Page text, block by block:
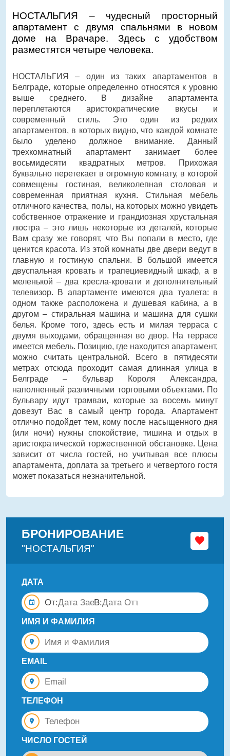
БРОНИРОВАНИЕ
"НОСТАЛЬГИЯ"
ДАТА
От: В:
ИМЯ И ФАМИЛИЯ
EMAIL
ТЕЛЕФОН
ЧИСЛО ГОСТЕЙ
НОСТАЛЬГИЯ – чудесный просторный
апартамент с двумя спальнями в новом
доме на Врачаре. Здесь с удобством
разместятся четыре человека.
НОСТАЛЬГИЯ – один из таких апартаментов в
Белграде, которые определенно относятся к уровню
выше среднего. В дизайне апартамента
переплетаются аристократические вкусы и
современный стиль. Это один из редких
апартаментов, в которых видно, что каждой комнате
было уделено должное внимание. Данный
трехкомнатный апартамент занимает более
восьмидесяти квадратных метров. Прихожая
буквально перетекает в огромную комнату, в которой
совмещены гостиная, великолепная столовая и
современная приятная кухня. Стильная мебель
отличного качества, полы, на которых можно увидеть
собственное отражение и грандиозная хрустальная
люстра – это лишь некоторые из деталей, которые
Вам сразу же говорят, что Вы попали в место, где
ценится красота. Из этой комнаты две двери ведут в
главную и гостиную спальни. В большой имеется
двуспальная кровать и трапециевидный шкаф, а в
меленькой – два кресла-кровати и дополнительный
телевизор. В апартаменте имеются два туалета: в
одном также расположена и душевая кабина, а в
другом – стиральная машина и машина для сушки
белья. Кроме того, здесь есть и милая терраса с
двумя выходами, обращенная во двор. На террасе
имеется мебель. Позицию, где находится апартамент,
можно считать центральной. Всего в пятидесяти
метрах отсюда проходит самая длинная улица в
Белграде – бульвар Короля Александра,
наполненный различными торговыми объектами. По
бульвару идут трамваи, которые за восемь минут
довезут Вас в самый центр города. Апартамент
отлично подойдет тем, кому после насыщенного дня
(или ночи) нужны спокойствие, тишина и отдых в
аристократической торжественной обстановке. Цена
зависит от числа гостей, но учитывая все плюсы
апартамента, доплата за третьего и четвертого гостя
может показаться незначительной.